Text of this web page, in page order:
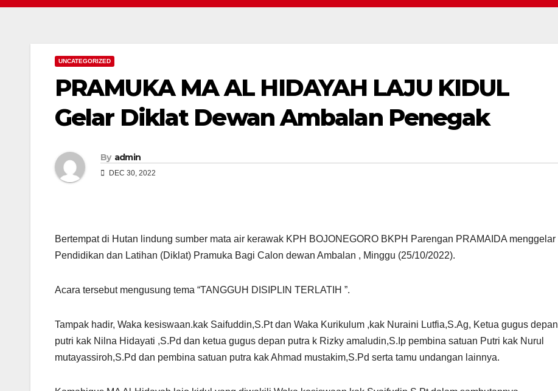
UNCATEGORIZED
PRAMUKA MA AL HIDAYAH LAJU KIDUL
Gelar Diklat Dewan Ambalan Penegak
By admin
DEC 30, 2022
Bertempat di Hutan lindung sumber mata air kerawak KPH BOJONEGORO BKPH Parengan PRAMAIDA menggelar
Pendidikan dan Latihan (Diklat) Pramuka Bagi Calon dewan Ambalan , Minggu (25/10/2022).
Acara tersebut mengusung tema “TANGGUH DISIPLIN TERLATIH ”.
Tampak hadir, Waka kesiswaan.kak Saifuddin,S.Pt dan Waka Kurikulum ,kak Nuraini Lutfia,S.Ag, Ketua gugus depan
putri kak Nilna Hidayati ,S.Pd dan ketua gugus depan putra k Rizky amaludin,S.Ip pembina satuan Putri kak Nurul
mutayassiroh,S.Pd dan pembina satuan putra kak Ahmad mustakim,S.Pd serta tamu undangan lainnya.